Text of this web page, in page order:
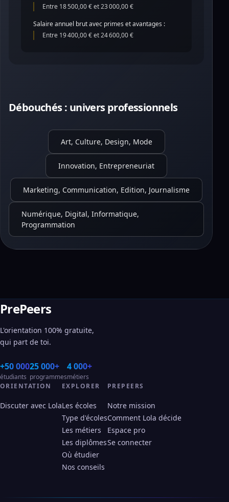
Entre 18 500,00 € et 23 000,00 €
Salaire annuel brut avec primes et avantages :
Entre 19 400,00 € et 24 600,00 €
Débouchés : univers professionnels
Art, Culture, Design, Mode
Innovation, Entrepreneuriat
Marketing, Communication, Edition, Journalisme
Numérique, Digital, Informatique,
Programmation
PrePeers
L'orientation 100% gratuite,
qui part de toi.
+50 000
étudiants
25 000+
programmes
4 000+
métiers
ORIENTATION
Discuter avec Lola
EXPLORER
Les écoles
Type d'écoles
Les métiers
Les diplômes
Où étudier
Nos conseils
PREPEERS
Notre mission
Comment Lola décide
Espace pro
Se connecter